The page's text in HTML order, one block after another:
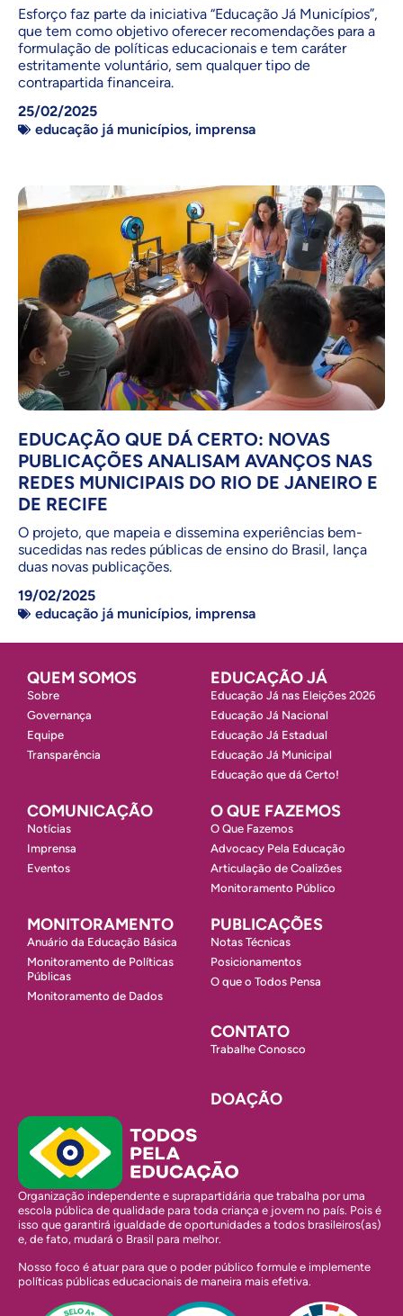
Esforço faz parte da iniciativa “Educação Já Municípios”,
que tem como objetivo oferecer recomendações para a
formulação de políticas educacionais e tem caráter
estritamente voluntário, sem qualquer tipo de
contrapartida financeira.
25/02/2025
educação já municípios, imprensa
EDUCAÇÃO QUE DÁ CERTO: NOVAS
PUBLICAÇÕES ANALISAM AVANÇOS NAS
REDES MUNICIPAIS DO RIO DE JANEIRO E
DE RECIFE
O projeto, que mapeia e dissemina experiências bem-
sucedidas nas redes públicas de ensino do Brasil, lança
duas novas publicações.
19/02/2025
educação já municípios, imprensa
QUEM SOMOS
Sobre
Governança
Equipe
Transparência
EDUCAÇÃO JÁ
Educação Já nas Eleições 2026
Educação Já Nacional
Educação Já Estadual
Educação Já Municipal
Educação que dá Certo!
COMUNICAÇÃO
Notícias
Imprensa
Eventos
O QUE FAZEMOS
O Que Fazemos
Advocacy Pela Educação
Articulação de Coalizões
Monitoramento Público
MONITORAMENTO
Anuário da Educação Básica
Monitoramento de Políticas
Públicas
Monitoramento de Dados
PUBLICAÇÕES
Notas Técnicas
Posicionamentos
O que o Todos Pensa
CONTATO
Trabalhe Conosco
DOAÇÃO
Organização independente e suprapartidária que trabalha por uma
escola pública de qualidade para toda criança e jovem no país. Pois é
isso que garantirá igualdade de oportunidades a todos brasileiros(as)
e, de fato, mudará o Brasil para melhor.
Nosso foco é atuar para que o poder público formule e implemente
políticas públicas educacionais de maneira mais efetiva.